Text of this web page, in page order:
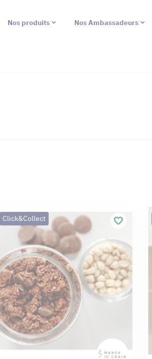
Nos produits Nos Ambassadeurs
Click&Collect